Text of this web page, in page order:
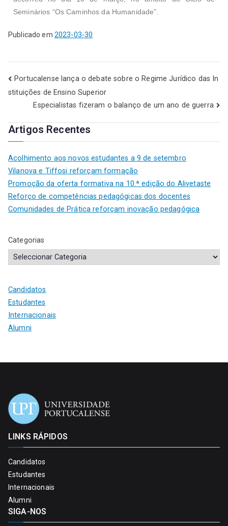
Seminários “Os Caminhos da Humanidade”.
Publicado em 2023-03-30
Portucalense lança o debate sobre o Regime Jurídico das In
stituições de Ensino Superior
Especialistas fizeram o balanço de um ano de guerra
Artigos Recentes
Acolhimento aos novos estudantes a 9 de setembro
Vilanova e Tiffosi reforçam formação
Promoção da oferta formativa na 10.ª edição do Alivetaste
Reforço de competências pedagógicas dos docentes
Comunidades de Prática reforçam inovação pedagógica
Categorias
Candidatos
Estudantes
Internacionais
Alumni
LINKS RÁPIDOS
Candidatos
Estudantes
Internacionais
Alumni
SIGA-NOS